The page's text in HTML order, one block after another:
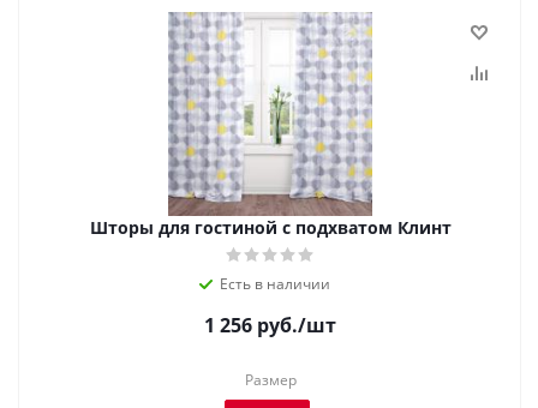
Шторы для гостиной с подхватом Клинт
Есть в наличии
1 256 руб./шт
Размер